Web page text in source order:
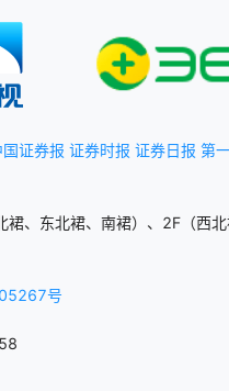
国证券报 证券时报 证券日报 第
、东北裙、南裙）、2F（西
号